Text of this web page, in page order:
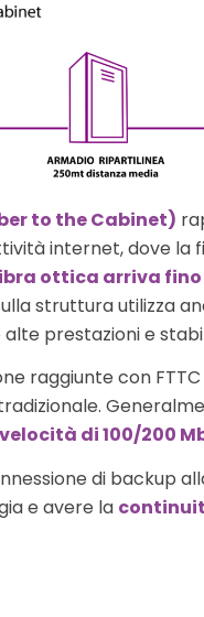
to the Cabinet)
internet, dove la
ottica arriva fino
struttura utilizza
prestazioni e
raggiunte con
velocità di 100/200
di backup
e avere la